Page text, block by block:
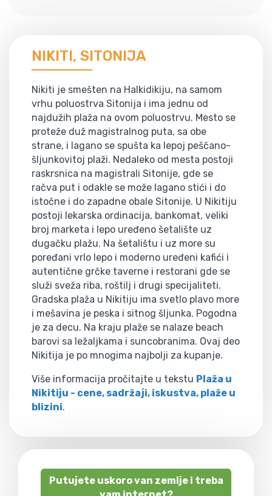
NIKITI, SITONIJA
Nikiti je smešten na Halkidikiju, na samom
vrhu poluostrva Sitonija i ima jednu od
najdužih plaža na ovom poluostrvu. Mesto se
proteže duž magistralnog puta, sa obe
strane, i lagano se spušta ka lepoj peščano-
šljunkovitoj plaži. Nedaleko od mesta postoji
raskrsnica na magistrali Sitonije, gde se
račva put i odakle se može lagano stići i do
istočne i do zapadne obale Sitonije. U Nikitiju
postoji lekarska ordinacija, bankomat, veliki
broj marketa i lepo uređeno šetalište uz
dugačku plažu. Na šetalištu i uz more su
poređani vrlo lepo i moderno uređeni kafići i
autentične grčke taverne i restorani gde se
služi sveža riba, roštilj i drugi specijaliteti.
Gradska plaža u Nikitiju ima svetlo plavo more
i mešavina je peska i sitnog šljunka. Pogodna
je za decu. Na kraju plaže se nalaze beach
barovi sa ležaljkama i suncobranima. Ovaj deo
Nikitija je po mnogima najbolji za kupanje.
Više informacija pročitajte u tekstu Plaža u
Nikitiju - cene, sadržaji, iskustva, plaže u
blizini.
Putujete uskoro van zemlje i treba